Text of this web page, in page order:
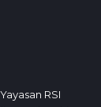
RSI